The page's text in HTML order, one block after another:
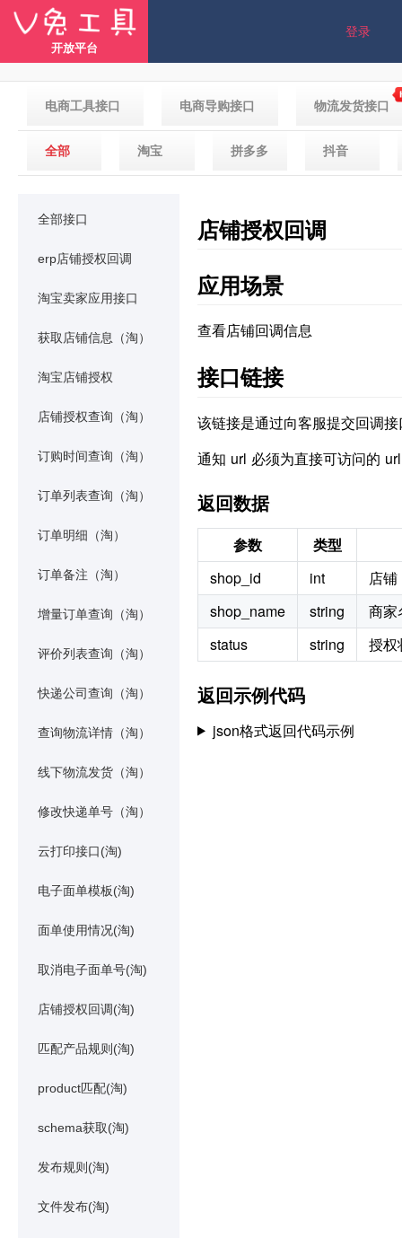
开放平台
登录
电商工具接口 电商导购接口 物流发货接口
全部 淘宝 拼多多 抖音
全部接口
erp店铺授权回调
淘宝卖家应用接口
获取店铺信息（淘）
淘宝店铺授权
店铺授权查询（淘）
订购时间查询（淘）
订单列表查询（淘）
订单明细（淘）
订单备注（淘）
增量订单查询（淘）
评价列表查询（淘）
快递公司查询（淘）
查询物流详情（淘）
线下物流发货（淘）
修改快递单号（淘）
云打印接口(淘)
电子面单模板(淘)
面单使用情况(淘)
取消电子面单号(淘)
店铺授权回调(淘)
匹配产品规则(淘)
product匹配(淘)
schema获取(淘)
发布规则(淘)
文件发布(淘)
店铺授权回调
应用场景
查看店铺回调信息
接口链接
该链接是通过向客服提交回调
通知 url 必须为直接可访问的
返回数据
参数
类型
shop_id
int
店
shop_name
string
商家
status
string 授权
返回示例代码
json格式返回代码示例